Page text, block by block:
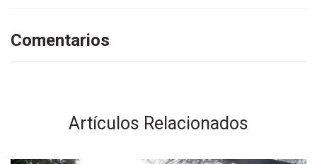
Comentarios
Artículos Relacionados